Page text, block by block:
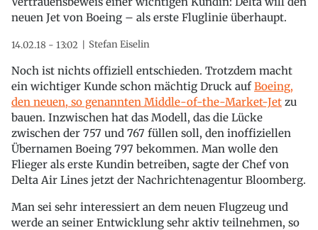
neuen Jet von Boeing – als erste Fluglinie überhaupt.
14.02.18 - 13:02 Stefan Eiselin
Noch ist nichts offiziell entschieden. Trotzdem macht
ein wichtiger Kunde schon mächtig Druck aufBoeing,
den neuen, so genannten Middle-of-the-Market-Jet zu
bauen. Inzwischen hat das Modell, das die Lücke
zwischen der 757 und 767 füllen soll, den inoffiziellen
Übernamen Boeing 797 bekommen. Man wolle den
Flieger als erste Kundin betreiben, sagte der Chef von
Delta Air Lines jetzt der Nachrichtenagentur Bloomberg.
Man sei sehr interessiert an dem neuen Flugzeug und
werde an seiner Entwicklung sehr aktiv teilnehmen, so